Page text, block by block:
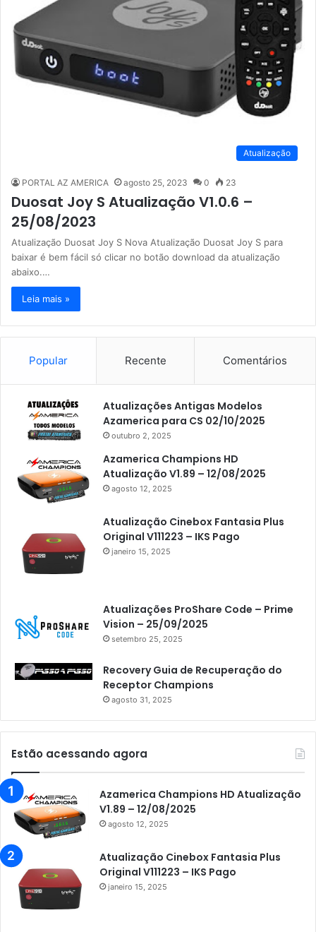
Atualização
PORTAL AZ AMERICA agosto 25, 2023 0 23
Duosat Joy S Atualização V1.0.6 –
25/08/2023
Atualização Duosat Joy S Nova Atualização Duosat Joy S para
baixar é bem fácil só clicar no botão download da atualização
abaixo.…
Leia mais »
Popular Recente Comentários
Atualizações Antigas Modelos
Azamerica para CS 02/10/2025
outubro 2, 2025
Azamerica Champions HD
Atualização V1.89 – 12/08/2025
agosto 12, 2025
Atualização Cinebox Fantasia Plus
Original V111223 – IKS Pago
janeiro 15, 2025
Atualizações ProShare Code – Prime
Vision – 25/09/2025
setembro 25, 2025
Recovery Guia de Recuperação do
Receptor Champions
agosto 31, 2025
Estão acessando agora
Azamerica Champions HD Atualização
V1.89 – 12/08/2025
agosto 12, 2025
Atualização Cinebox Fantasia Plus
Original V111223 – IKS Pago
janeiro 15, 2025